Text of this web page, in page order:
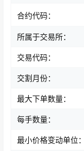
合约代码：
所属于交易所：
交易代码：
交割月份：
最大下单数量：
每手数量：
最小价格变动单位：